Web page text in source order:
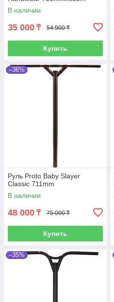
В наличии
35 000 ₸ 54 900 ₸
Купить
–36%
Руль Proto Baby Slayer
Classic 711mm
В наличии
48 000 ₸ 75 000 ₸
Купить
–35%